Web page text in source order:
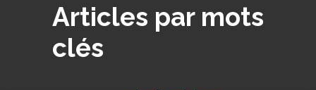
Articles par mots
clés